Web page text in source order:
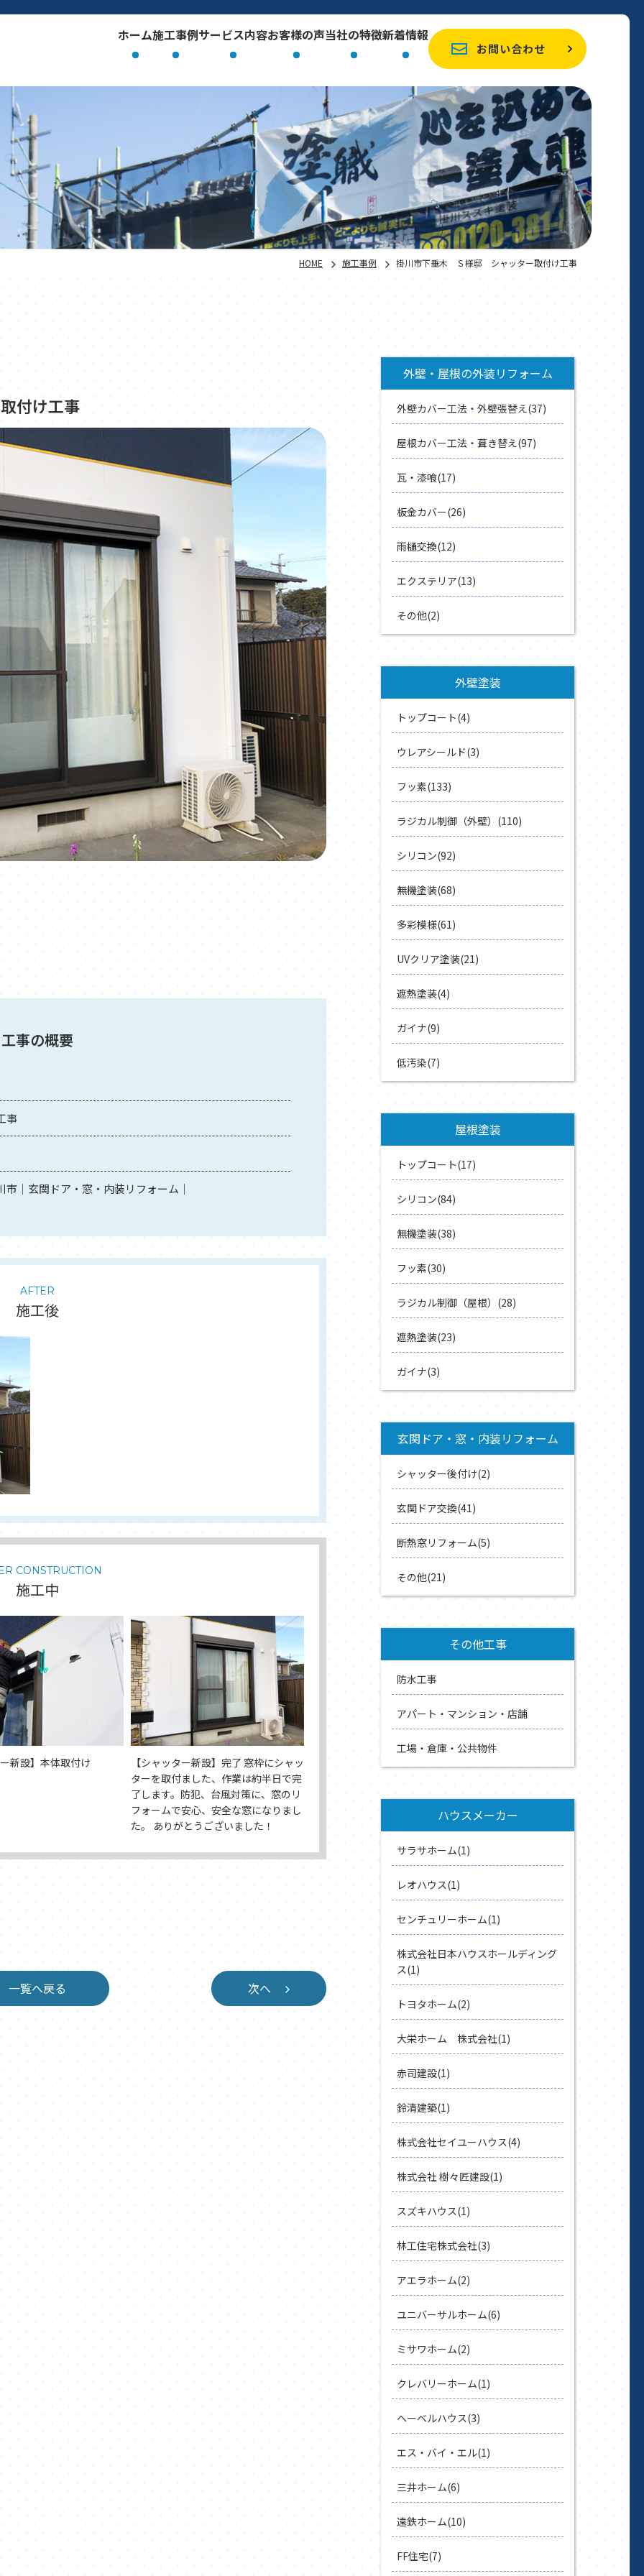
ホーム施工事例サービス内容お客様の声当社の特徴新着情報
お問い合わせ
HOME 施工事例 掛川市下垂木 Ｓ様邸 シャッター取付け工事
付け工事
工事の概要
事
市 玄関ドア・窓・内装リフォーム
AFTER
施工後
CONSTRUCTION
施工中
新設】本体取付け
【シャッター新設】完了 窓枠にシャッ
ターを取付ました、作業は約半日で完
了します。防犯、台風対策に、窓のリ
フォームで安心、安全な窓になりまし
た。 ありがとうございました！
一覧へ戻る 次へ
外壁・屋根の外装リフォーム
外壁カバー工法・外壁張替え(37)
屋根カバー工法・葺き替え(97)
瓦・漆喰(17)
板金カバー(26)
雨樋交換(12)
エクステリア(13)
その他(2)
外壁塗装
トップコート(4)
ウレアシールド(3)
フッ素(133)
ラジカル制御（外壁）(110)
シリコン(92)
無機塗装(68)
多彩模様(61)
UVクリア塗装(21)
遮熱塗装(4)
ガイナ(9)
低汚染(7)
屋根塗装
トップコート(17)
シリコン(84)
無機塗装(38)
フッ素(30)
ラジカル制御（屋根）(28)
遮熱塗装(23)
ガイナ(3)
玄関ドア・窓・内装リフォーム
シャッター後付け(2)
玄関ドア交換(41)
断熱窓リフォーム(5)
その他(21)
その他工事
防水工事
アパート・マンション・店舗
工場・倉庫・公共物件
ハウスメーカー
サラサホーム(1)
レオハウス(1)
センチュリーホーム(1)
株式会社日本ハウスホールディング
ス(1)
トヨタホーム(2)
大栄ホーム 株式会社(1)
赤司建設(1)
鈴清建築(1)
株式会社セイユーハウス(4)
株式会社 樹々匠建設(1)
スズキハウス(1)
林工住宅株式会社(3)
アエラホーム(2)
ユニバーサルホーム(6)
ミサワホーム(2)
クレバリーホーム(1)
ヘーベルハウス(3)
エス・バイ・エル(1)
三井ホーム(6)
遠鉄ホーム(10)
FF住宅(7)